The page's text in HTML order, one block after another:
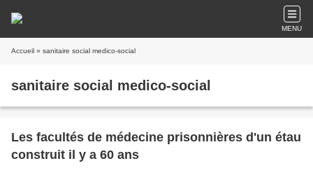
MENU
Accueil » sanitaire social medico-social
sanitaire social medico-social
Les facultés de médecine prisonnières d'un étau
construit il y a 60 ans